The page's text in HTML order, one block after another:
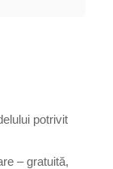
potrivit
– gratuită,